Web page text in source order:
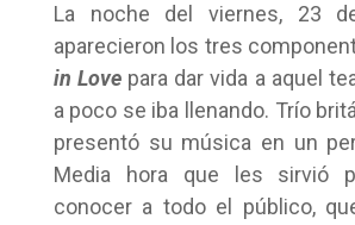
La noche del viernes, 23
aparecieron los tres
in Love para dar vida a aquel
a poco se iba llenando. Trío
presentó su música en un
Media hora que les sirvió
conocer a todo el público,